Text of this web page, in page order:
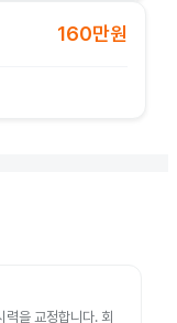
160만원
을 교정합니다. 회